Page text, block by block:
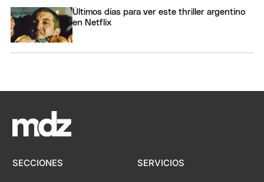
Últimos días para ver este thriller argentino
en Netflix
SECCIONES SERVICIOS